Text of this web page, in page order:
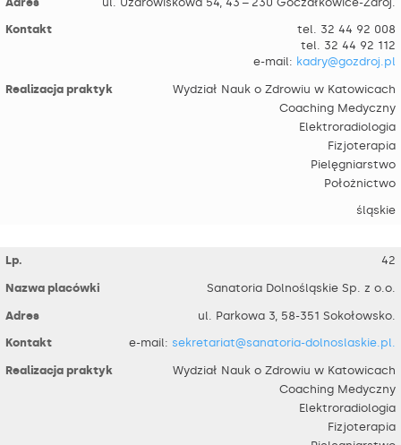
tel. 32 44 92 008
tel. 32 44 92 112
e-mail: kadry@gozdroj.pl
Wydział Nauk o Zdrowiu w Katowicach
Coaching Medyczny
Elektroradiologia
Fizjoterapia
Pielęgniarstwo
Położnictwo
śląskie
42
Sanatoria Dolnośląskie Sp. z o.o.
ul. Parkowa 3, 58-351 Sokołowsko.
e-mail: sekretariat@sanatoria-dolnoslaskie.pl.
Wydział Nauk o Zdrowiu w Katowicach
Coaching Medyczny
Elektroradiologia
Fizjoterapia